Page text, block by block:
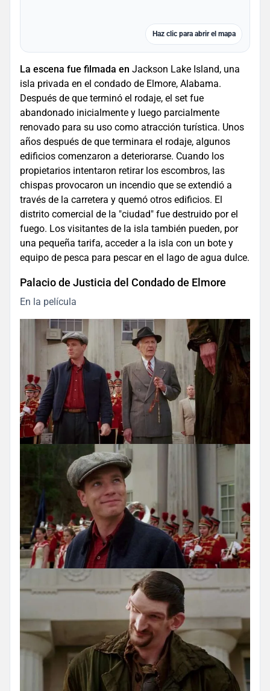
Haz clic para abrir el mapa
La escena fue filmada en Jackson Lake Island, una
isla privada en el condado de Elmore, Alabama.
Después de que terminó el rodaje, el set fue
abandonado inicialmente y luego parcialmente
renovado para su uso como atracción turística. Unos
años después de que terminara el rodaje, algunos
edificios comenzaron a deteriorarse. Cuando los
propietarios intentaron retirar los escombros, las
chispas provocaron un incendio que se extendió a
través de la carretera y quemó otros edificios. El
distrito comercial de la "ciudad" fue destruido por el
fuego. Los visitantes de la isla también pueden, por
una pequeña tarifa, acceder a la isla con un bote y
equipo de pesca para pescar en el lago de agua dulce.
Palacio de Justicia del Condado de Elmore
En la película